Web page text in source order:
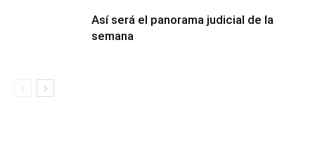
Así será el panorama judicial de la
semana